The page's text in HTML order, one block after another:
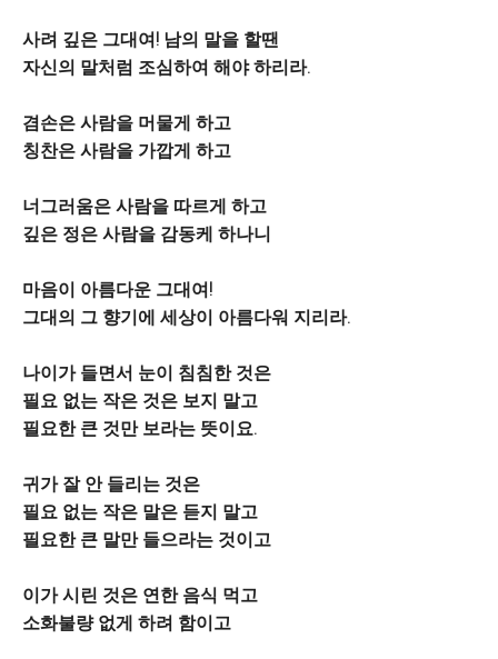
사려 깊은 그대여! 남의 말을 할땐
자신의 말처럼 조심하여 해야 하리라.
겸손은 사람을 머물게 하고
칭찬은 사람을 가깝게 하고
너그러움은 사람을 따르게 하고
깊은 정은 사람을 감동케 하나니
마음이 아름다운 그대여!
그대의 그 향기에 세상이 아름다워 지리라.
나이가 들면서 눈이 침침한 것은
필요 없는 작은 것은 보지 말고
필요한 큰 것만 보라는 뜻이요.
귀가 잘 안 들리는 것은
필요 없는 작은 말은 듣지 말고
필요한 큰 말만 들으라는 것이고
이가 시린 것은 연한 음식 먹고
소화불량 없게 하려 함이고